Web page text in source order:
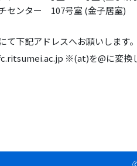
センター 107号室 (金子居室)
て下記アドレスへお願いします。
※(at)を@に変換